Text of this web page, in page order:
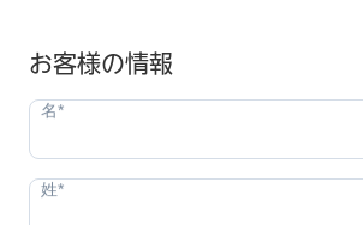
お客様の情報